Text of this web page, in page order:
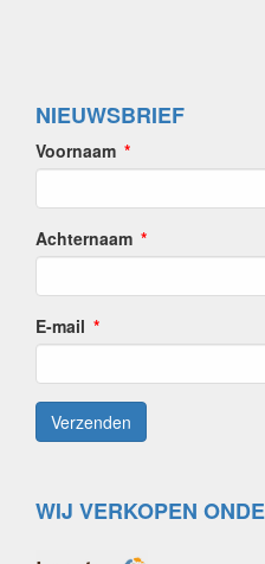
NIEUWSBRIEF
Voornaam
Achternaam
E-mail
WIJ VERKOPEN